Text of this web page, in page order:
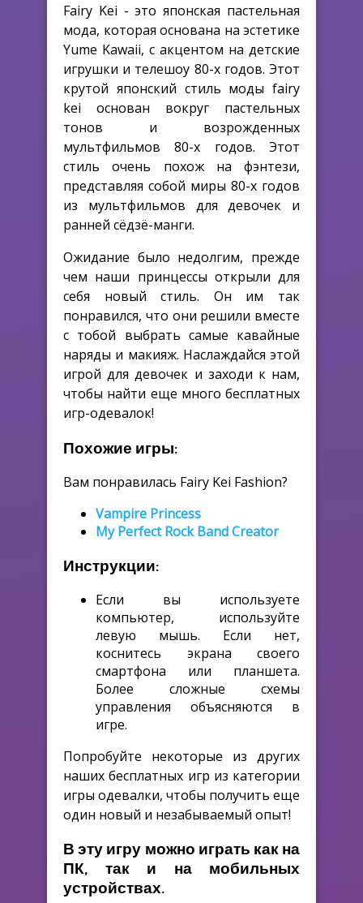
Fairy Kei - это японская пастельная
мода, которая основана на эстетике
Yume Kawaii, с акцентом на детские
игрушки и телешоу 80-х годов. Этот
крутой японский стиль моды fairy
kei основан вокруг пастельных
тонов и возрожденных
мультфильмов 80-х годов. Этот
стиль очень похож на фэнтези,
представляя собой миры 80-х годов
из мультфильмов для девочек и
ранней сёдзё-манги.
Ожидание было недолгим, прежде
чем наши принцессы открыли для
себя новый стиль. Он им так
понравился, что они решили вместе
с тобой выбрать самые кавайные
наряды и макияж. Наслаждайся этой
игрой для девочек и заходи к нам,
чтобы найти еще много бесплатных
игр-одевалок!
Похожие игры:
Вам понравилась Fairy Kei Fashion?
Vampire Princess
My Perfect Rock Band Creator
Инструкции:
Если вы используете
компьютер, используйте
левую мышь. Если нет,
коснитесь экрана своего
смартфона или планшета.
Более сложные схемы
управления объясняются в
игре.
Попробуйте некоторые из других
наших бесплатных игр из категории
игры одевалки, чтобы получить еще
один новый и незабываемый опыт!
В эту игру можно играть как на
ПК, так и на мобильных
устройствах.